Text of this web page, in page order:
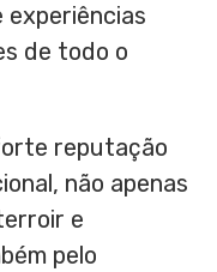
experiências
de todo o
reputação
não apenas
e
pelo